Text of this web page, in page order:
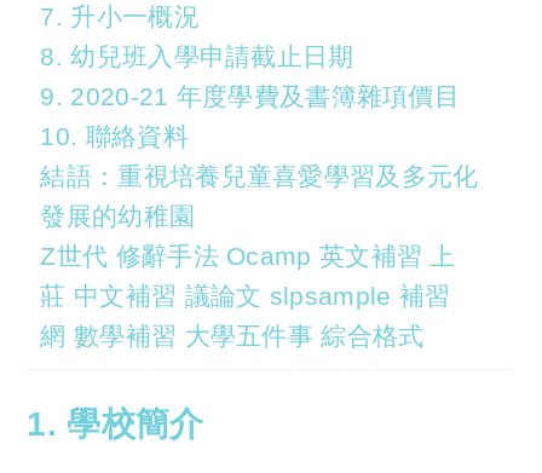
7. 升小一概況
8. 幼兒班入學申請截止日期
9. 2020-21 年度學費及書簿雜項價目
10. 聯絡資料
結語：重視培養兒童喜愛學習及多元化
發展的幼稚園
Z世代 修辭手法 Ocamp 英文補習 上
莊 中文補習 議論文 slpsample 補習
網 數學補習 大學五件事 綜合格式
1. 學校簡介